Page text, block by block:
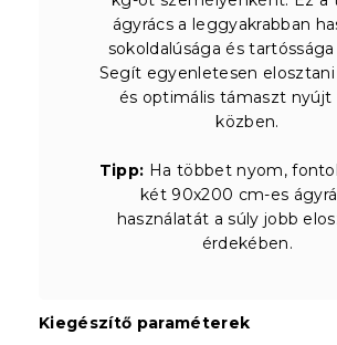
ágyrács a leggyakrabban
sokoldalúsága és
Segít egyenletesen elosztani
és optimális támaszt nyújt
közben.
Tipp: Ha többet nyom,
két 90x200 cm-es
használatát a súly jobb
érdekében.
Kiegészítő paraméterek